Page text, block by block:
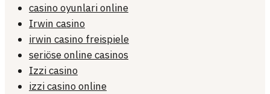
casino oyunlari online
Irwin casino
irwin casino freispiele
seriöse online casinos
Izzi casino
izzi casino online